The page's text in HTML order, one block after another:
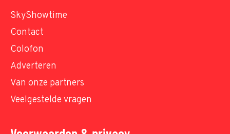
SkyShowtime
Contact
Colofon
Adverteren
Van onze partners
Veelgestelde vragen